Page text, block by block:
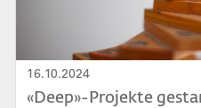
16.10.2024
«Deep»-Projekte